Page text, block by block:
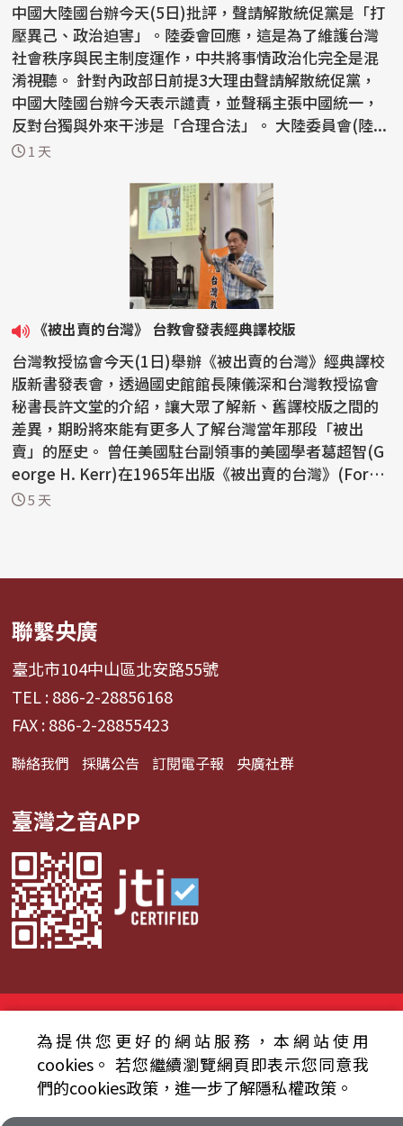
中國大陸國台辦今天(5日)批評，聲請解散統促黨是「打
壓異己、政治迫害」。陸委會回應，這是為了維護台灣
社會秩序與民主制度運作，中共將事情政治化完全是混
淆視聽。 針對內政部日前提3大理由聲請解散統促黨，
中國大陸國台辦今天表示譴責，並聲稱主張中國統一，
反對台獨與外來干涉是「合理合法」。 大陸委員會(陸...
1 天
《被出賣的台灣》 台教會發表經典譯校版
台灣教授協會今天(1日)舉辦《被出賣的台灣》經典譯校
版新書發表會，透過國史館館長陳儀深和台灣教授協會
秘書長許文堂的介紹，讓大眾了解新、舊譯校版之間的
差異，期盼將來能有更多人了解台灣當年那段「被出
賣」的歷史。 曾任美國駐台副領事的美國學者葛超智(G
eorge H. Kerr)在1965年出版《被出賣的台灣》(Form
osa B...
5 天
聯繫央廣
臺北市104中山區北安路55號
TEL : 886-2-28856168
FAX : 886-2-28855423
聯絡我們 採購公告 訂閱電子報 央廣社群
臺灣之音APP
資通安全政策聲明
服務條款 隱私權條款
為提供您更好的網站服務，本網站使用
cookies。 若您繼續瀏覽網頁即表示您同意我
們的cookies政策，進一步了解隱私權政策。